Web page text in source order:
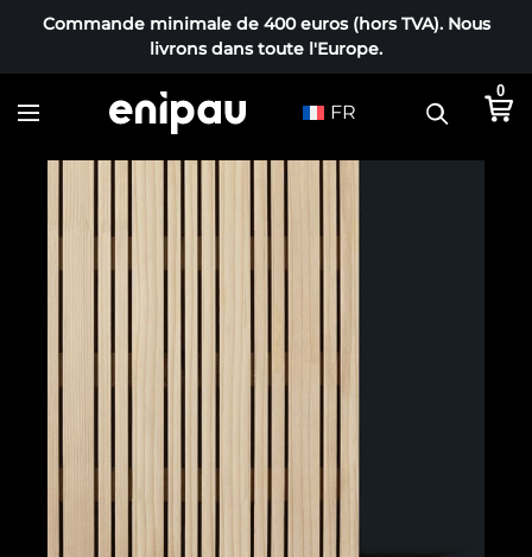
Commande minimale de 400 euros (hors TVA). Nous
livrons dans toute l'Europe.
FR
0